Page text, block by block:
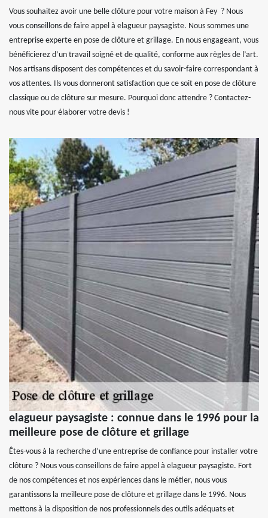
Vous souhaitez avoir une belle clôture pour votre maison à Fey ? Nous
vous conseillons de faire appel à elagueur paysagiste. Nous sommes une
entreprise experte en pose de clôture et grillage. En nous engageant, vous
bénéficierez d’un travail soigné et de qualité, conforme aux règles de l’art.
Nos artisans disposent des compétences et du savoir-faire correspondant à
vos attentes. Ils vous donneront satisfaction que ce soit en pose de clôture
classique ou de clôture sur mesure. Pourquoi donc attendre ? Contactez-
nous vite pour élaborer votre devis !
elagueur paysagiste : connue dans le 1996 pour la
meilleure pose de clôture et grillage
Êtes-vous à la recherche d’une entreprise de confiance pour installer votre
clôture ? Nous vous conseillons de faire appel à elagueur paysagiste. Fort
de nos compétences et nos expériences dans le métier, nous vous
garantissons la meilleure pose de clôture et grillage dans le 1996. Nous
mettons à la disposition de nos professionnels des outils adéquats et